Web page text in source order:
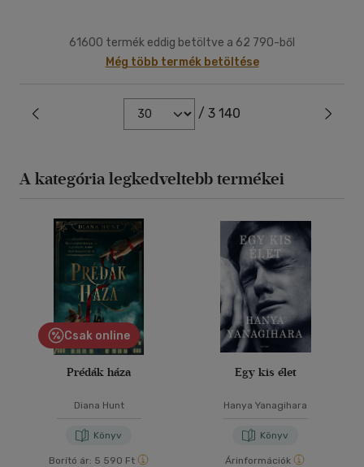
61600 termék eddig betöltve a 62 790-ből
Még több termék betöltése
/ 3 140
A kategória legkedveltebb termékei
Csak online
Prédák háza
Diana Hunt
Könyv
Borító ár: 5 590 Ft
Egy kis élet
Hanya Yanagihara
Könyv
Árinformációk